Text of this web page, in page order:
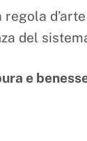
regola
del
e